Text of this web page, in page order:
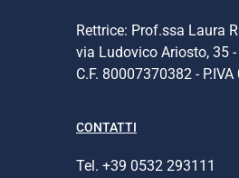
Rettrice: Prof.ssa Laura
via Ludovico Ariosto, 35
C.F. 80007370382 -
CONTATTI
Tel. +39 0532 293111